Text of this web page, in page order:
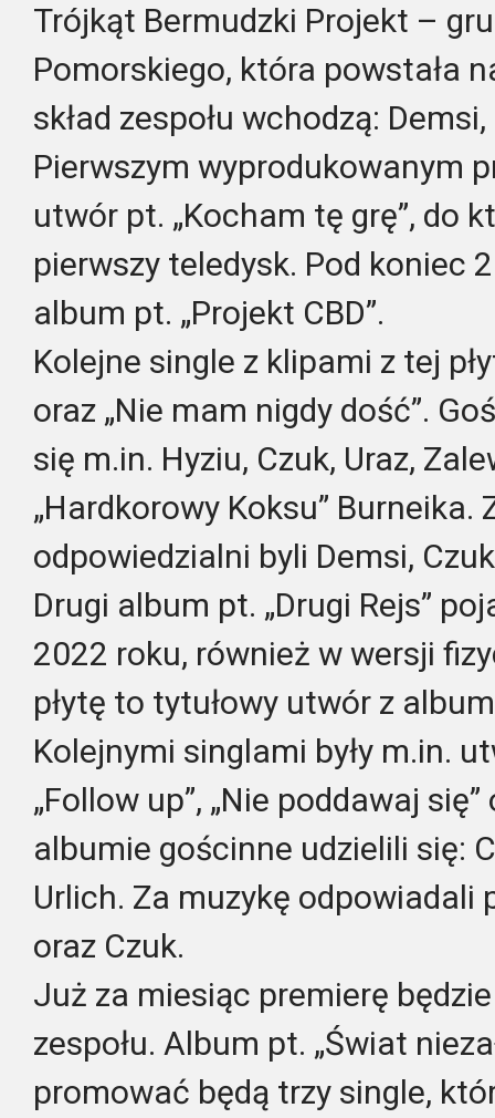
Trójkąt Bermudzki Projekt –
Pomorskiego, która powstała
skład zespołu wchodzą:
Pierwszym wyprodukowanym
utwór pt. „Kocham tę grę”, do
pierwszy teledysk. Pod koniec
album pt. „Projekt CBD”.
Kolejne single z klipami z tej
oraz „Nie mam nigdy dość”.
się m.in. Hyziu, Czuk, Uraz,
„Hardkorowy Koksu” Burneika.
odpowiedzialni byli Demsi,
Drugi album pt. „Drugi Rejs”
2022 roku, również w wersji
płytę to tytułowy utwór z
Kolejnymi singlami były m.in.
„Follow up”, „Nie poddawaj
albumie gościnne udzielili się:
Urlich. Za muzykę odpowiadali
oraz Czuk.
Już za miesiąc premierę
zespołu. Album pt. „Świat
promować będą trzy single,